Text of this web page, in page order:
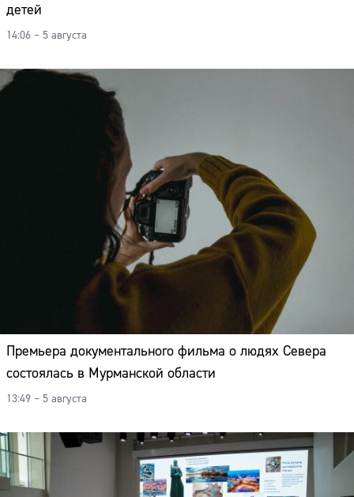
детей
14:06 – 5 августа
Премьера документального фильма о людях Севера
состоялась в Мурманской области
13:49 – 5 августа